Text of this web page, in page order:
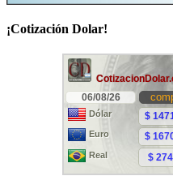
¡Cotización Dolar!